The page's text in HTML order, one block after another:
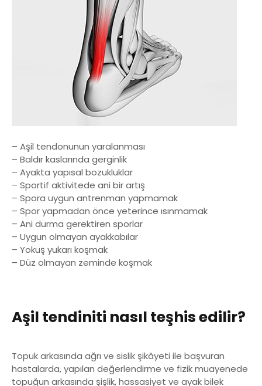
– Aşil tendonunun yaralanması
– Baldır kaslarında gerginlik
– Ayakta yapısal bozukluklar
– Sportif aktivitede ani bir artış
– Spora uygun antrenman yapmamak
– Spor yapmadan önce yeterince ısınmamak
– Ani durma gerektiren sporlar
– Uygun olmayan ayakkabılar
– Yokuş yukarı koşmak
– Düz olmayan zeminde koşmak
Aşil tendiniti nasıl teşhis edilir?
Topuk arkasında ağrı ve sislik şikâyeti ile başvuran
hastalarda, yapılan değerlendirme ve fizik muayenede
topuğun arkasında şişlik, hassasiyet ve ayak bilek